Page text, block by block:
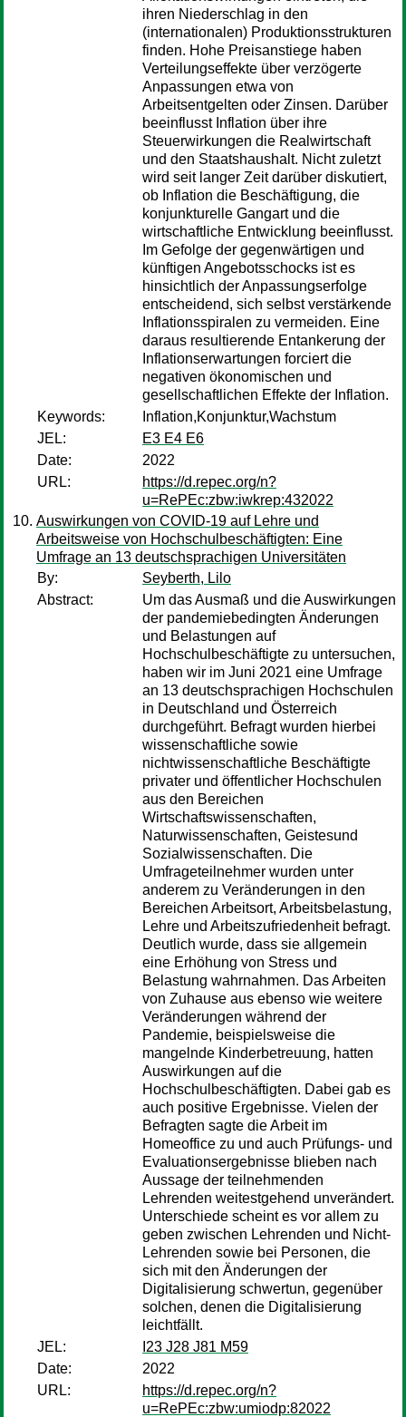
ihren Niederschlag in den
(internationalen) Produktionsstrukturen
finden. Hohe Preisanstiege haben
Verteilungseffekte über verzögerte
Anpassungen etwa von
Arbeitsentgelten oder Zinsen. Darüber
beeinflusst Inflation über ihre
Steuerwirkungen die Realwirtschaft
und den Staatshaushalt. Nicht zuletzt
wird seit langer Zeit darüber diskutiert,
ob Inflation die Beschäftigung, die
konjunkturelle Gangart und die
wirtschaftliche Entwicklung beeinflusst.
Im Gefolge der gegenwärtigen und
künftigen Angebotsschocks ist es
hinsichtlich der Anpassungserfolge
entscheidend, sich selbst verstärkende
Inflationsspiralen zu vermeiden. Eine
daraus resultierende Entankerung der
Inflationserwartungen forciert die
negativen ökonomischen und
gesellschaftlichen Effekte der Inflation.
Keywords:
Inflation,Konjunktur,Wachstum
JEL:
E3 E4 E6
Date:
2022
URL:
https://d.repec.org/n?
u=RePEc:zbw:iwkrep:432022
Auswirkungen von COVID-19 auf Lehre und
Arbeitsweise von Hochschulbeschäftigten: Eine
Umfrage an 13 deutschsprachigen Universitäten
By:
Seyberth, Lilo
Abstract:
Um das Ausmaß und die Auswirkungen
der pandemiebedingten Änderungen
und Belastungen auf
Hochschulbeschäftigte zu untersuchen,
haben wir im Juni 2021 eine Umfrage
an 13 deutschsprachigen Hochschulen
in Deutschland und Österreich
durchgeführt. Befragt wurden hierbei
wissenschaftliche sowie
nichtwissenschaftliche Beschäftigte
privater und öffentlicher Hochschulen
aus den Bereichen
Wirtschaftswissenschaften,
Naturwissenschaften, Geistesund
Sozialwissenschaften. Die
Umfrageteilnehmer wurden unter
anderem zu Veränderungen in den
Bereichen Arbeitsort, Arbeitsbelastung,
Lehre und Arbeitszufriedenheit befragt.
Deutlich wurde, dass sie allgemein
eine Erhöhung von Stress und
Belastung wahrnahmen. Das Arbeiten
von Zuhause aus ebenso wie weitere
Veränderungen während der
Pandemie, beispielsweise die
mangelnde Kinderbetreuung, hatten
Auswirkungen auf die
Hochschulbeschäftigten. Dabei gab es
auch positive Ergebnisse. Vielen der
Befragten sagte die Arbeit im
Homeoffice zu und auch Prüfungs- und
Evaluationsergebnisse blieben nach
Aussage der teilnehmenden
Lehrenden weitestgehend unverändert.
Unterschiede scheint es vor allem zu
geben zwischen Lehrenden und Nicht-
Lehrenden sowie bei Personen, die
sich mit den Änderungen der
Digitalisierung schwertun, gegenüber
solchen, denen die Digitalisierung
leichtfällt.
JEL:
I23 J28 J81 M59
Date:
2022
URL:
https://d.repec.org/n?
u=RePEc:zbw:umiodp:82022